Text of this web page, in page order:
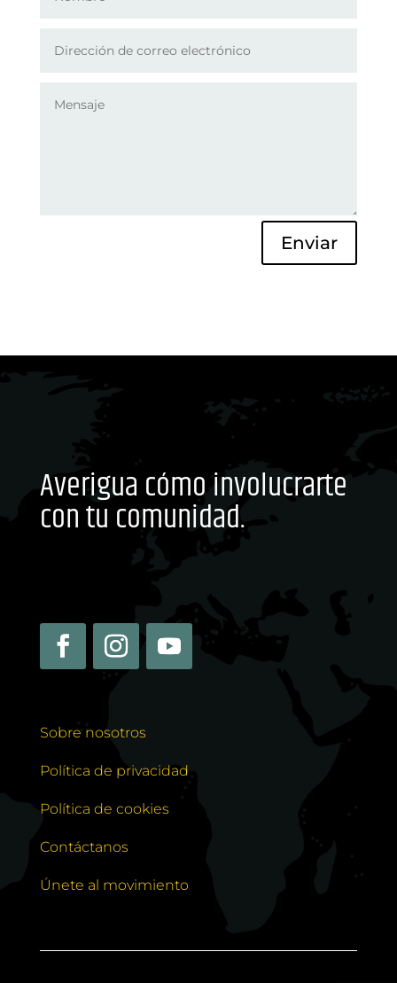
Enviar
Averigua cómo involucrarte
con tu comunidad.
Sobre nosotros
Política de privacidad
Política de cookies
Contáctanos
Únete al movimiento